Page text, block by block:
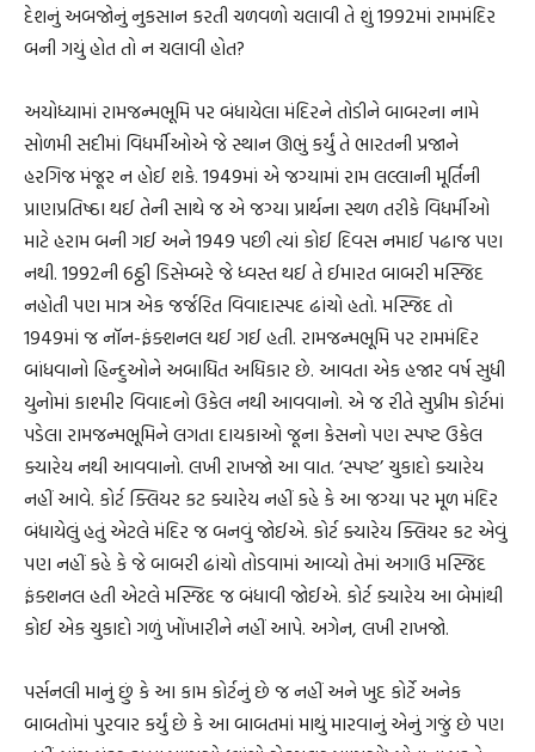
દેશનું અબજોનું નુકસાન કરતી ચળવળો ચલાવી તે શું 1992માં રામમંદિર
બની ગયું હોત તો ન ચલાવી હોત?
અયોધ્યામાં રામજન્મભૂમિ પર બંધાયેલા મંદિરને તોડીને બાબરના નામે
સોળમી સદીમાં વિધર્મીઓએ જે સ્થાન ઊભું કર્યું તે ભારતની પ્રજાને
હરગિજ મંજૂર ન હોઈ શકે. 1949માં એ જગ્યામાં રામ લલ્લાની મૂર્તિની
પ્રાણપ્રતિષ્ઠા થઈ તેની સાથે જ એ જગ્યા પ્રાર્થના સ્થળ તરીકે વિધર્મીઓ
માટે હરામ બની ગઈ અને 1949 પછી ત્યાં કોઈ દિવસ નમાઈ પઢાજ પણ
નથી. 1992ની 6ઠ્ઠી ડિસેમ્બરે જે ધ્વસ્ત થઈ તે ઈમારત બાબરી મસ્જિદ
નહોતી પણ માત્ર એક જર્જરિત વિવાદાસ્પદ ઢાંચો હતો. મસ્જિદ તો
1949માં જ નૉન-ફંક્શનલ થઈ ગઈ હતી. રામજન્મભૂમિ પર રામમંદિર
બાંધવાનો હિન્દુઓને અબાધિત અધિકાર છે. આવતા એક હજાર વર્ષ સુધી
યુનોમાં કાશ્મીર વિવાદનો ઉકેલ નથી આવવાનો. એ જ રીતે સુપ્રીમ કોર્ટમાં
પડેલા રામજન્મભૂમિને લગતા દાયકાઓ જૂના કેસનો પણ સ્પષ્ટ ઉકેલ
ક્યારેય નથી આવવાનો. લખી રાખજો આ વાત. ‘સ્પષ્ટ’ ચુકાદો ક્યારેય
નહીં આવે. કોર્ટ ક્લિયર કટ ક્યારેય નહીં કહે કે આ જગ્યા પર મૂળ મંદિર
બંધાયેલું હતું એટલે મંદિર જ બનવું જોઈએ. કોર્ટ ક્યારેય ક્લિયર કટ એવું
પણ નહીં કહે કે જે બાબરી ઢાંચો તોડવામાં આવ્યો તેમાં અગાઉ મસ્જિદ
ફંક્શનલ હતી એટલે મસ્જિદ જ બંધાવી જોઈએ. કોર્ટ ક્યારેય આ બેમાંથી
કોઈ એક ચુકાદો ગળું ખોંખારીને નહીં આપે. અગેન, લખી રાખજો.
પર્સનલી માનું છું કે આ કામ કોર્ટનું છે જ નહીં અને ખુદ કોર્ટે અનેક
બાબતોમાં પુરવાર કર્યું છે કે આ બાબતમાં માથું મારવાનું એનું ગજું છે પણ